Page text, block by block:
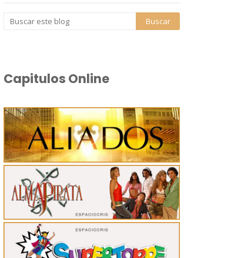
Capitulos Online